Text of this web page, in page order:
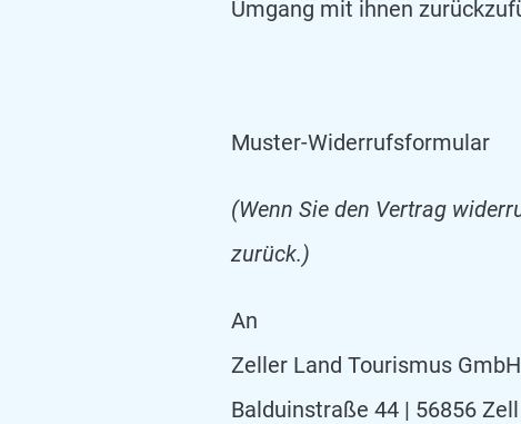
Umgang mit ihnen
Muster-Widerrufsformular
(Wenn Sie den Vertrag
zurück.)
An
Zeller Land Tourismus GmbH
Balduinstraße 44 | 56856